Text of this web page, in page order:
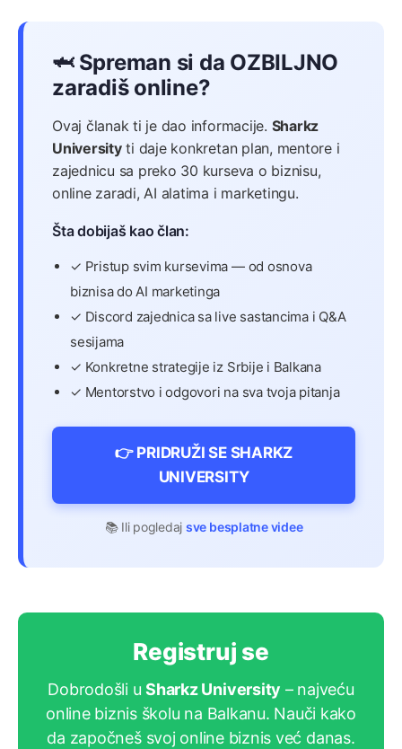
🦈 Spreman si da OZBILJNO
zaradiš online?
Ovaj članak ti je dao informacije. Sharkz
Universityti daje konkretan plan, mentore i
zajednicu sa preko 30 kurseva o biznisu,
online zaradi, AI alatima i marketingu.
Šta dobijaš kao član:
✓ Pristup svim kursevima — od osnova
biznisa do AI marketinga
✓ Discord zajednica sa live sastancima i Q&A
sesijama
✓ Konkretne strategije iz Srbije i Balkana
✓ Mentorstvo i odgovori na sva tvoja pitanja
👉 PRIDRUŽI SE SHARKZ
UNIVERSITY
📚 Ili pogledaj sve besplatne videe
Registruj se
Dobrodošli uSharkz University – najveću
online biznis školu na Balkanu. Nauči kako
da započneš svoj online biznis već danas.